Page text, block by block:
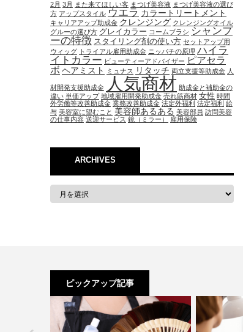
2月 3月 また来てほしい客 まつげ美容液 まつげ美容液の選び
方 アップスタイル ウエラ カラートリートメント
キャリアアップ助成金 クレンジング クレンジングオイル
グルーの選び方 グレイカラー コームブラシ シャンプ
ーの特徴 スタイリング剤の使い方 セットアップ用
ウィッグ トライアル雇用助成金 ニッパチの原理 ハイラ
イトカラー ビューティーアドバイザー ピアセラ
ボ ヘアミスト ミュナス リタッチ 両立支援等助成金 人
材開発支援助成金 人気商材 助成金と補助金の
違い 単価アップ 地域雇用開発助成金 売れ筋商材 女性 時間
外労働等改善助成金 業務改善助成金 法定外福利 法定福利 給
与 美容室に望むこと 美容師あるある 美容部員 訪問美容
の仕事内容 送迎サービス 鏡（ミラー） 雇用保険
ARCHIVES
ピックアップ記事